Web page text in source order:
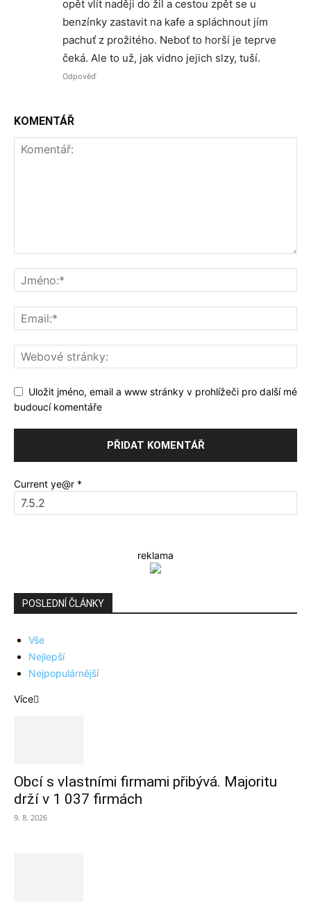
opět vlít naději do žil a cestou zpět se u
benzínky zastavit na kafe a spláchnout jím
pachuť z prožitého. Neboť to horší je teprve
čeká. Ale to už, jak vidno jejich slzy, tuší.
Odpověď
KOMENTÁŘ
Uložit jméno, email a www stránky v prohlížeči pro další mé
budoucí komentáře
Current ye@r *
reklama
POSLEDNÍ ČLÁNKY
Vše
Nejlepší
Nejpopulárnější
Více
Obcí s vlastními firmami přibývá. Majoritu
drží v 1 037 firmách
9. 8. 2026